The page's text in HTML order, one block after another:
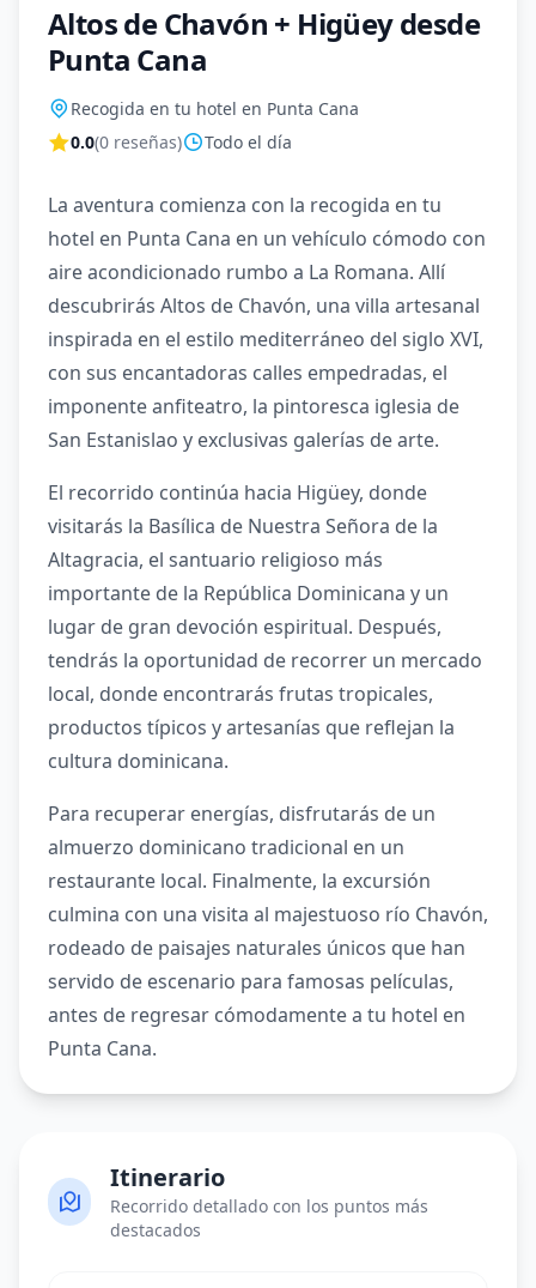
Altos de Chavón + Higüey desde
Punta Cana
Recogida en tu hotel en Punta Cana
0.0(0 reseñas) Todo el día
La aventura comienza con la recogida en tu
hotel en Punta Cana en un vehículo cómodo con
aire acondicionado rumbo a La Romana. Allí
descubrirás Altos de Chavón, una villa artesanal
inspirada en el estilo mediterráneo del siglo XVI,
con sus encantadoras calles empedradas, el
imponente anfiteatro, la pintoresca iglesia de
San Estanislao y exclusivas galerías de arte.
El recorrido continúa hacia Higüey, donde
visitarás la Basílica de Nuestra Señora de la
Altagracia, el santuario religioso más
importante de la República Dominicana y un
lugar de gran devoción espiritual. Después,
tendrás la oportunidad de recorrer un mercado
local, donde encontrarás frutas tropicales,
productos típicos y artesanías que reflejan la
cultura dominicana.
Para recuperar energías, disfrutarás de un
almuerzo dominicano tradicional en un
restaurante local. Finalmente, la excursión
culmina con una visita al majestuoso río Chavón,
rodeado de paisajes naturales únicos que han
servido de escenario para famosas películas,
antes de regresar cómodamente a tu hotel en
Punta Cana.
Itinerario
Recorrido detallado con los puntos más
destacados